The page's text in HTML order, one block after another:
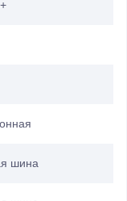
шина